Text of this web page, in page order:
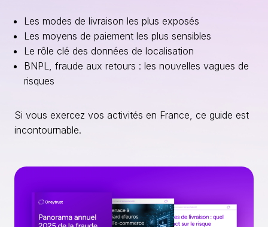
Les modes de livraison les plus exposés
Les moyens de paiement les plus sensibles
Le rôle clé des données de localisation
BNPL, fraude aux retours : les nouvelles vagues de
risques
Si vous exercez vos activités en France, ce guide est
incontournable.